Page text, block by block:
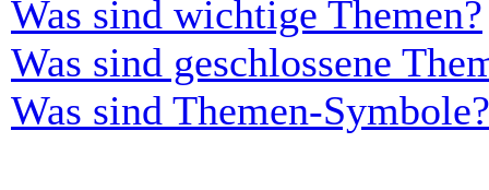
Was sind wichtige Themen?
Was sind geschlossene
Was sind Themen-Symbole?